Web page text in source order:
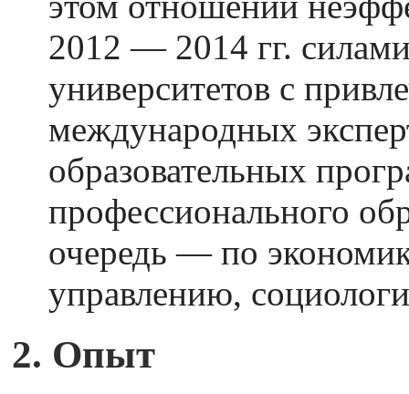
2012 — 2014 гг.
университетов с
международных
образовательных
профессионального
очередь — по
управлению,
2. Опыт